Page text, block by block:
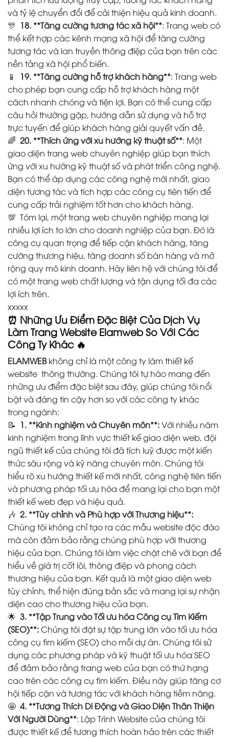
và tỷ lệ chuyển đổi để cải thiện hiệu quả kinh doanh.
🎊 18. **Tăng cường tương tác xã hội**: Trang web có
thể kết hợp các kênh mạng xã hội để tăng cường
tương tác và lan truyền thông điệp của bạn trên các
nền tảng xã hội phổ biến.
📱 19. **Tăng cường hỗ trợ khách hàng**: Trang web
cho phép bạn cung cấp hỗ trợ khách hàng một
cách nhanh chóng và tiện lợi. Bạn có thể cung cấp
câu hỏi thường gặp, hướng dẫn sử dụng và hỗ trợ
trực tuyến để giúp khách hàng giải quyết vấn đề.
🌈 20. **Thích ứng với xu hướng kỹ thuật số**: Một
giao diện trang web chuyên nghiệp giúp bạn thích
ứng với xu hướng kỹ thuật số và phát triển công nghệ.
Bạn có thể áp dụng các công nghệ mới nhất, giao
diện tương tác và tích hợp các công cụ tiên tiến để
cung cấp trải nghiệm tốt hơn cho khách hàng.
💯 Tóm lại, một trang web chuyên nghiệp mang lại
nhiều lợi ích to lớn cho doanh nghiệp của bạn. Đó là
công cụ quan trọng để tiếp cận khách hàng, tăng
cường thương hiệu, tăng doanh số bán hàng và mở
rộng quy mô kinh doanh. Hãy liên hệ với chúng tôi để
có một trang web chất lượng và tận dụng tối đa các
lợi ích trên.
xxxxx
⏰ Những Ưu Điểm Đặc Biệt Của Dịch Vụ
Làm Trang Website Elamweb So Với Các
Công Ty Khác 🔥
ELAMWEBkhông chỉ là một công ty làm thiết kế
website thông thường. Chúng tôi tự hào mang đến
những ưu điểm đặc biệt sau đây, giúp chúng tôi nổi
bật và đáng tin cậy hơn so với các công ty khác
trong ngành:
📝 1. **Kinh nghiệm và Chuyên môn**:Với nhiều năm
kinh nghiệm trong lĩnh vực thiết kế giao diện web, đội
ngũ thiết kế của chúng tôi đã tích luỹ được một kiến
thức sâu rộng và kỹ năng chuyên môn. Chúng tôi
hiểu rõ xu hướng thiết kế mới nhất, công nghệ tiên tiến
và phương pháp tối ưu hóa để mang lại cho bạn một
thiết kế web đẹp và hiệu quả.
🎶 2. **Tùy chỉnh và Phù hợp với Thương hiệu**:
Chúng tôi không chỉ tạo ra các mẫu website độc đáo
mà còn đảm bảo rằng chúng phù hợp với thương
hiệu của bạn. Chúng tôi làm việc chặt chẽ với bạn để
hiểu về giá trị cốt lõi, thông điệp và phong cách
thương hiệu của bạn. Kết quả là một giao diện web
tùy chỉnh, thể hiện đúng bản sắc và mang lại sự nhận
diện cao cho thương hiệu của bạn.
🌟 3. **Tập Trung vào Tối ưu hóa Công cụ Tìm Kiếm
(SEO)**:Chúng tôi đặt sự tập trung lớn vào tối ưu hóa
công cụ tìm kiếm (SEO) cho mỗi dự án. Chúng tôi sử
dụng các phương pháp và kỹ thuật tối ưu hóa SEO
để đảm bảo rằng trang web của bạn có thứ hạng
cao trên các công cụ tìm kiếm. Điều này giúp tăng cơ
hội tiếp cận và tương tác với khách hàng tiềm năng.
🤩 4. **Tương Thích Di Động và Giao Diện Thân Thiện
Với Người Dùng**: Lập Trình Website của chúng tôi
được thiết kế để tương thích hoàn hảo trên các thiết